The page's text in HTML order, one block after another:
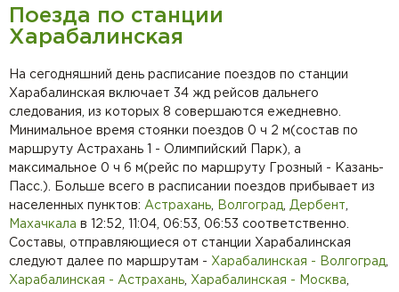
Поезда по станции
Харабалинская
На сегодняшний день расписание поездов по станции
Харабалинская включает 34 жд рейсов дальнего
следования, из которых 8 совершаются ежедневно.
Минимальное время стоянки поездов 0 ч 2 м(состав по
маршруту Астрахань 1 - Олимпийский Парк), а
максимальное 0 ч 6 м(рейс по маршруту Грозный - Казань-
Пасс.). Больше всего в расписании поездов прибывает из
населенных пунктов: Астрахань Волгоград Дербент
Махачкала в 12:52, 11:04, 06:53, 06:53 соответственно.
Составы, отправляющиеся от станции Харабалинская
следуют далее по маршрутам - Харабалинская - Волгоград
Харабалинская - Астрахань
Харабалинская - Москва